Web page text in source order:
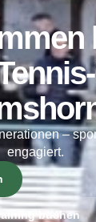
–
engagiert.
buchen